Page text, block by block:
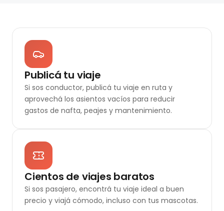
Publicá tu viaje
Si sos conductor, publicá tu viaje en ruta y
aprovechá los asientos vacíos para reducir
gastos de nafta, peajes y mantenimiento.
Cientos de viajes baratos
Si sos pasajero, encontrá tu viaje ideal a buen
precio y viajá cómodo, incluso con tus mascotas.